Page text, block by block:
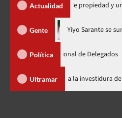
Actualidad
450 títulos de propiedad y un techado
Gente
en nuevo horario Yiyo
Política
Nacional de Delegados
Ultramar
Abinader llega a Cali para asistir a